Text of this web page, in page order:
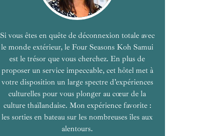
Si vous êtes en quête de déconnexion totale avec
le monde extérieur, le Four Seasons Koh Samui
est le trésor que vous cherchez. En plus de
proposer un service impeccable, cet hôtel met à
votre disposition un large spectre d’expériences
culturelles pour vous plonger au cœur de la
culture thaïlandaise. Mon expérience favorite :
les sorties en bateau sur les nombreuses îles aux
alentours.